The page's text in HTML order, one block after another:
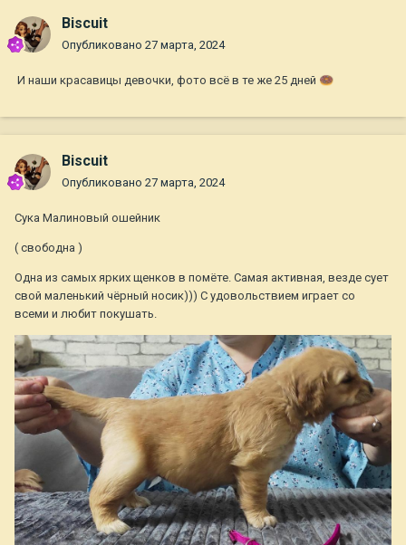
Biscuit
Опубликовано 27 марта, 2024
И наши красавицы девочки, фото всё в те же 25 дней 🍩
Biscuit
Опубликовано 27 марта, 2024
Сука Малиновый ошейник
( свободна )
Одна из самых ярких щенков в помёте. Самая активная, везде сует
свой маленький чёрный носик))) С удовольствием играет со
всеми и любит покушать.